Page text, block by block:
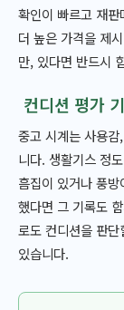
확인이 빠르고 재
더 높은 가격을 제
만, 있다면 반드시
컨디션 평가
중고 시계는 사용
니다. 생활기스 정
흠집이 있거나 풍
했다면 그 기록도
로도 컨디션을 판
있습니다.